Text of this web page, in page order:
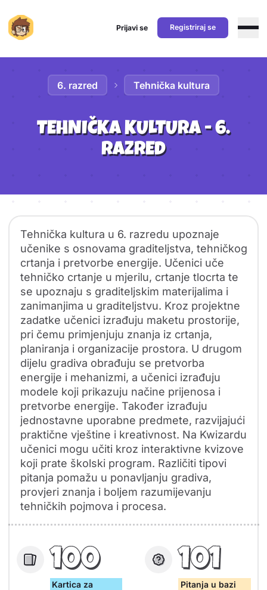
Prijavi se Registriraj se
6. razred Tehnička kultura
TEHNIČKA KULTURA - 6.
RAZRED
Pregled predmeta
Tehnička kultura u 6. razredu upoznaje
učenike s osnovama graditeljstva, tehničkog
crtanja i pretvorbe energije. Učenici uče
tehničko crtanje u mjerilu, crtanje tlocrta te
se upoznaju s graditeljskim materijalima i
zanimanjima u graditeljstvu. Kroz projektne
zadatke učenici izrađuju maketu prostorije,
pri čemu primjenjuju znanja iz crtanja,
planiranja i organizacije prostora. U drugom
dijelu gradiva obrađuju se pretvorba
energije i mehanizmi, a učenici izrađuju
modele koji prikazuju načine prijenosa i
pretvorbe energije. Također izrađuju
jednostavne uporabne predmete, razvijajući
praktične vještine i kreativnost. Na Kwizardu
učenici mogu učiti kroz interaktivne kvizove
koji prate školski program. Različiti tipovi
pitanja pomažu u ponavljanju gradiva,
provjeri znanja i boljem razumijevanju
tehničkih pojmova i procesa.
100
Kartica za
101
Pitanja u bazi